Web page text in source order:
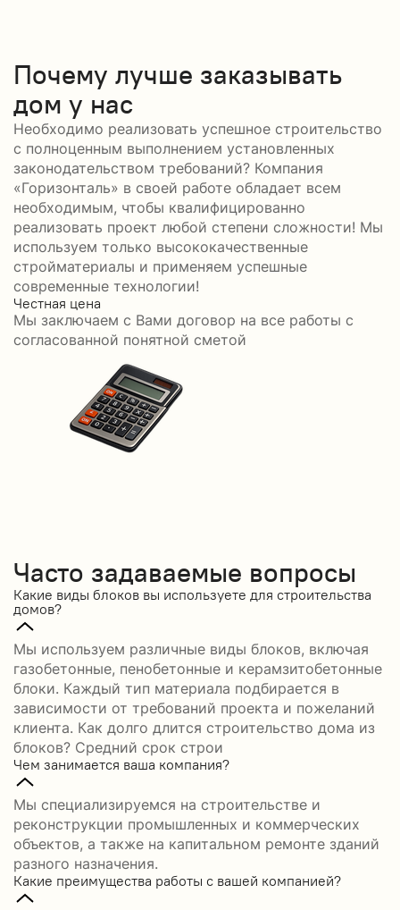
Почему лучше заказывать
дом у нас
Необходимо реализовать успешное строительство
с полноценным выполнением установленных
законодательством требований? Компания
«Горизонталь» в своей работе обладает всем
необходимым, чтобы квалифицированно
реализовать проект любой степени сложности! Мы
используем только высококачественные
стройматериалы и применяем успешные
современные технологии!
Честная цена
Мы заключаем с Вами договор на все работы с
согласованной понятной сметой
Часто задаваемые вопросы
Какие виды блоков вы используете для строительства
домов?
Мы используем различные виды блоков, включая
газобетонные, пенобетонные и керамзитобетонные
блоки. Каждый тип материала подбирается в
зависимости от требований проекта и пожеланий
клиента. Как долго длится строительство дома из
блоков? Средний срок строи
Чем занимается ваша компания?
Мы специализируемся на строительстве и
реконструкции промышленных и коммерческих
объектов, а также на капитальном ремонте зданий
разного назначения.
Какие преимущества работы с вашей компанией?